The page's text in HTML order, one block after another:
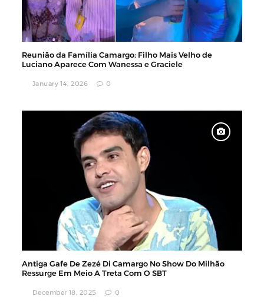
Reunião da Família Camargo: Filho Mais Velho de
Luciano Aparece Com Wanessa e Graciele
January 14, 2026 0
Antiga Gafe De Zezé Di Camargo No Show Do Milhão
Ressurge Em Meio A Treta Com O SBT
December 18, 2025 0